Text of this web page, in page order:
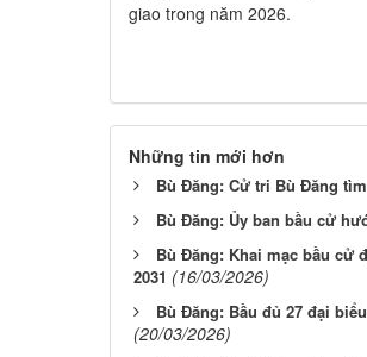
giao trong năm 2026.
Những tin mới hơn
Bù Đăng: Cử tri Bù Đăng
Bù Đăng: Ủy ban bầu cử
Bù Đăng: Khai mạc bầu cử
2031 (16/03/2026)
Bù Đăng: Bầu đủ 27 đại
(20/03/2026)